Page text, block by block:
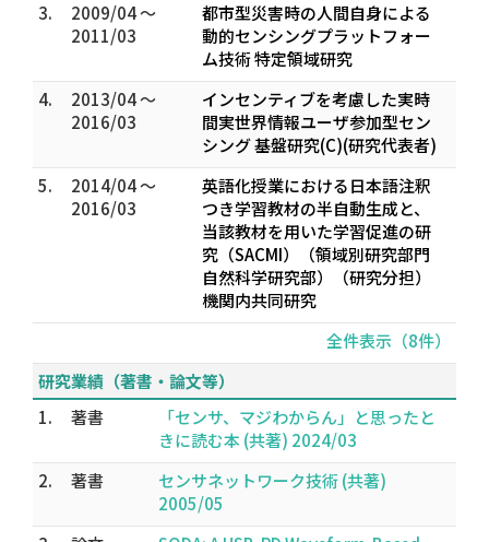
3.
2009/04 ～
2011/03
都市型災害時の人間自身による
動的センシングプラットフォー
ム技術 特定領域研究
4.
2013/04 ～
2016/03
インセンティブを考慮した実時
間実世界情報ユーザ参加型セン
シング 基盤研究(C)(研究代表者)
5.
2014/04 ～
2016/03
英語化授業における日本語注釈
つき学習教材の半自動生成と、
当該教材を用いた学習促進の研
究（SACMI）（領域別研究部門
自然科学研究部）（研究分担）
機関内共同研究
全件表示（8件）
研究業績（著書・論文等）
1.
著書
「センサ、マジわからん」と思ったと
きに読む本 (共著) 2024/03
2.
著書
センサネットワーク技術 (共著)
2005/05